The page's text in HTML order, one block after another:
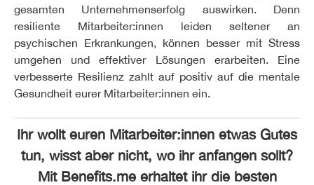
gesamten Unternehmenserfolg auswirken. Denn
resiliente Mitarbeiter:innen leiden seltener an
psychischen Erkrankungen, können besser mit Stress
umgehen und effektiver Lösungen erarbeiten. Eine
verbesserte Resilienz zahlt auf positiv auf die mentale
Gesundheit eurer Mitarbeiter:innen ein.
Ihr wollt euren Mitarbeiter:innen etwas Gutes
tun, wisst aber nicht, wo ihr anfangen sollt?
Mit Benefits.me erhaltet ihr die besten